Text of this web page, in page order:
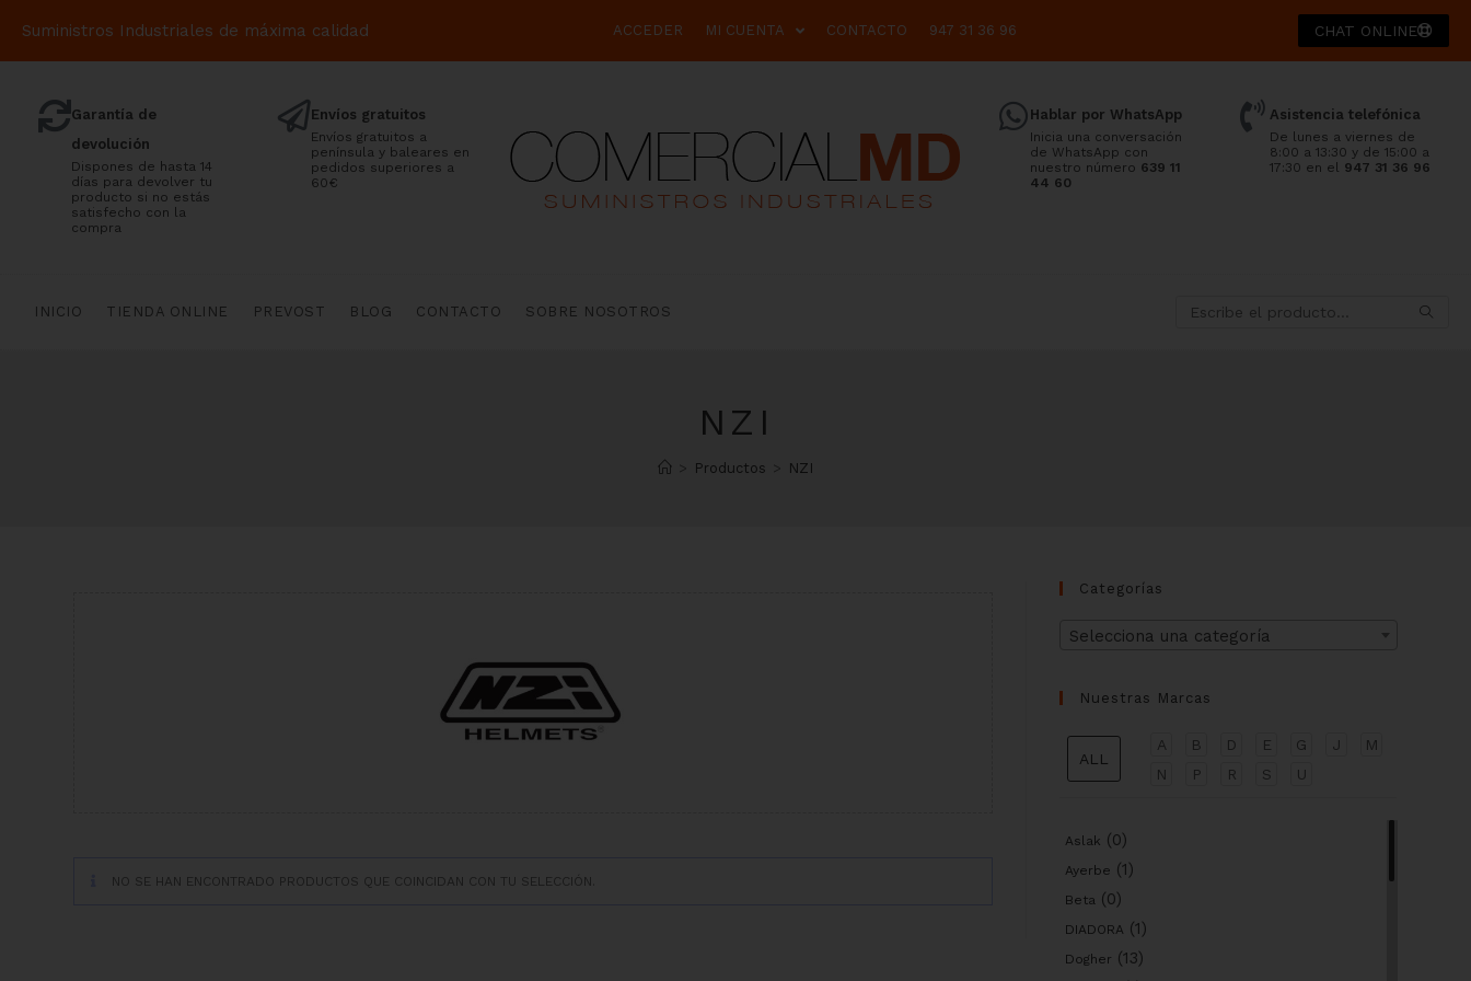
Suministros Industriales de máxima calidad ACCEDER MI CUENTA CONTACTO 947 31 36 96 CHAT ONLINE
Garantía de
devolución
Dispones de hasta 14
días para devolver tu
producto si no estás
satisfecho con la
compra
Envíos gratuitos
Envíos gratuitos a
península y baleares en
pedidos superiores a
60€
Hablar por WhatsApp
Inicia una conversación
de WhatsApp con
nuestro número 639 11
44 60
Asistencia telefónica
De lunes a viernes de
8:00 a 13:30 y de 15:00 a
17:30 en el 947 31 36 96
INICIO TIENDA ONLINE PREVOST BLOG CONTACTO SOBRE NOSOTROS
NZI
Productos NZI
NO SE HAN ENCONTRADO PRODUCTOS QUE COINCIDAN CON TU SELECCIÓN.
Categorías
Selecciona una categoría
Nuestras Marcas
ALL
A B D E G J
M
N
P R S U
Aslak (0)
Ayerbe (1)
Beta (0)
DIADORA (1)
Dogher (13)